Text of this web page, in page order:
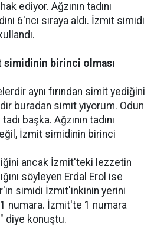
ediyor. Ağzının tadını
6'ncı sıraya aldı. İzmit simidi
birinci olması
aynı fırından simit yediğini
buradan simit yiyorum. Odun
başka. Ağzının tadını
İzmit simidinin birinci
ancak İzmit'teki lezzetin
söyleyen Erdal Erol ise
simidi İzmit'inkinin yerini
numara. İzmit'te 1 numara
diye konuştu.